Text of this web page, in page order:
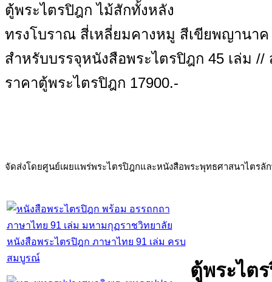
ตู้พระไตรปิฎก ไม้สักทั้งหลัง
ทรงโบราณ สี่เหลี่ยมคางหมู สีเขียพญานาค
สำหรับบรรจุหนังสือพระไตรปิฎก 45 เล่ม
ราคาตู้พระไตรปิฎก 17900.-
จัดส่งโดยศูนย์เผยแพร่พระไตรปิฎกและหนังสือพระพุทธศาสนาไตรลั
หนังสือพระไตรปิฎก ภาษาไทย 91 เล่ม ครบ
สมบูรณ์
ตู้พระไต